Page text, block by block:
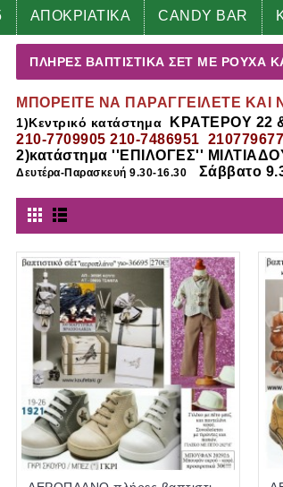
ΑΠΟΚΡΙΑΤΙΚΑ CANDY BAR
σέτ με ΡΟΥΧΑ και
ΠΛΗΡΕΣ ΒΑΠΤΙΣΤΙΚΆ ΣΈΤ ΜΕ ΡΟΥΧΑ
ΜΠΟΡΕΙΤΕ ΝΑ ΠΑΡΑΓΓΕΙΛΕΤΕ
1)Κεντρικό κατάστημα ΚΡΑΤΕΡΟΥ 22
210-7709905 210-7486951
2)κατάστημα ''ΕΠΙΛΟΓΕΣ''
Δευτέρα-Παρασκευή 9.30-16.30 Σάββατο